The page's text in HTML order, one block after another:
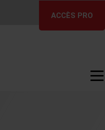
ACCÈS PRO